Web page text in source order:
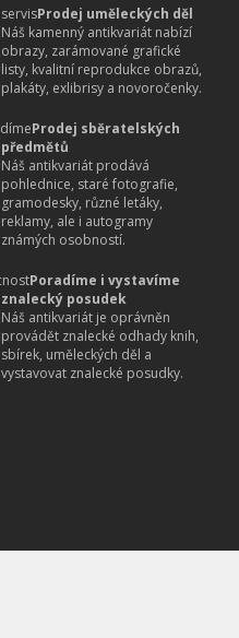
Prodej uměleckých děl
Náš kamenný antikvariát nabízí
obrazy, zarámované grafické
listy, kvalitní reprodukce obrazů,
plakáty, exlibrisy a novoročenky.
Prodej sběratelských
předmětů
Náš antikvariát prodává
pohlednice, staré fotografie,
gramodesky, různé letáky,
reklamy, ale i autogramy
známých osobností.
Poradíme i vystavíme
znalecký posudek
Náš antikvariát je oprávněn
provádět znalecké odhady knih,
sbírek, uměleckých děl a
vystavovat znalecké posudky.